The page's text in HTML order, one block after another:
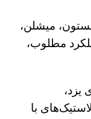
میشلن،
مطلوب،
یزد،
با